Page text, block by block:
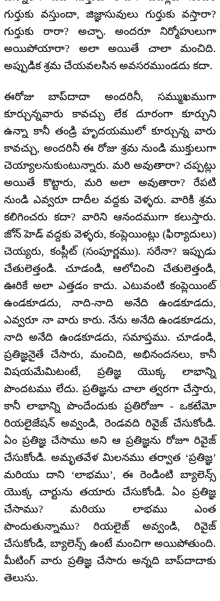
గుర్తుకు వస్తుందా, జిజ్ఞాసువులు గుర్తుకు వస్తారా?
గుర్తుకు రారా? అచ్ఛా. అందరూ నిర్మోహులుగా
అయిపోయారా? అలా అయితే చాలా మంచిది.
అప్పుడిక శ్రమ చేయవలసిన అవసరముండదు కదా.
ఈరోజు బాప్‌దాదా అందరినీ, సమ్ముఖముగా
కూర్చున్నవారు కావచ్చు లేక దూరంగా కూర్చుని
ఉన్నా కానీ తండ్రి హృదయములో కూర్చున్న వారు
కావచ్చు, అందరినీ ఈ రోజు శ్రమ నుండి ముక్తులుగా
చెయ్యాలనుకుంటున్నారు. మరి అవుతారా? చప్పట్లు
అయితే కొట్టారు, మరి అలా అవుతారా? రేపటి
నుండి ఎవ్వరూ దాదీల వద్దకు వెళ్ళరు. వారికి శ్రమ
కలిగించరు కదా? వారిని ఆనందముగా కలుస్తారు.
జోన్ హెడ్ వద్దకు వెళ్ళరు, కంప్లెయింట్లు (ఫిర్యాదులు)
చెయ్యరు, కంప్లీట్ (సంపూర్ణము). సరేనా? ఇప్పుడు
చేతులెత్తండి. చూడండి, ఆలోచించి చేతులెత్తండి,
ఊరికే అలా ఎత్తడం కాదు. ఎటువంటి కంప్లెయింట్
ఉండకూడదు, నాది-నాది అనేది ఉండకూడదు,
ఎవ్వరూ నా వారు కారు. నేను అనేది ఉండకూడదు,
నాది అనేది ఉండకూడదు, సమాప్తము. చూడండి,
ప్రతిజ్ఞనైతే చేసారు, మంచిది, అభినందనలు, కానీ
విషయమేమిటంటే, ప్రతిజ్ఞ యొక్క లాభాన్ని
పొందటము లేదు. ప్రతిజ్ఞను చాలా త్వరగా చేస్తారు,
కానీ లాభాన్ని పొందేందుకు ప్రతిరోజూ - ఒకటేమో
రియలైజేషన్ అవ్వండి, రెండవది రివైజ్ చేసుకోండి.
ఏం ప్రతిజ్ఞ చేసాము అని ఆ ప్రతిజ్ఞను రోజూ రివైజ్
చేసుకోండి. అమృతవేళ మిలనము తర్వాత ‘ప్రతిజ్ఞ’
మరియు దాని ‘లాభము’, ఈ రెండింటి బ్యాలెన్స్
యొక్క చార్టును తయారు చేసుకోండి. ఏం ప్రతిజ్ఞ
చేసాము? మరియు లాభము ఎంత
పొందుతున్నాము? రియలైజ్ అవ్వండి, రివైజ్
చేసుకోండి, బ్యాలెన్స్ ఉంటే మంచిగా అయిపోతుంది.
మీటింగ్ వారు ప్రతిజ్ఞ చేసారు అన్నది బాప్‌దాదాకు
తెలుసు.